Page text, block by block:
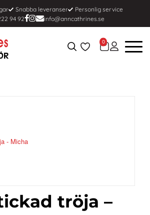
94 92
Snabba leveranser
Personlig service
info@anncathrines.se
0
tröja –